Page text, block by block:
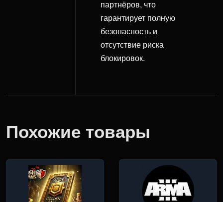
партнёров, что
гарантирует полную
безопасность и
отсутствие риска
блокировок.
Похожие товары